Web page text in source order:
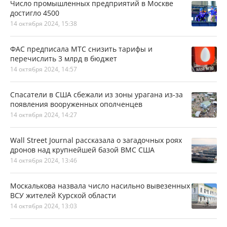
Число промышленных предприятий в Москве
достигло 4500
14 октября 2024, 15:38
ФАС предписала МТС снизить тарифы и
перечислить 3 млрд в бюджет
14 октября 2024, 14:57
Спасатели в США сбежали из зоны урагана из-за
появления вооруженных ополченцев
14 октября 2024, 14:27
Wall Street Journal рассказала о загадочных роях
дронов над крупнейшей базой ВМС США
14 октября 2024, 13:46
Москалькова назвала число насильно вывезенных
ВСУ жителей Курской области
14 октября 2024, 13:03